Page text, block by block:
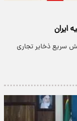
ایران
سریع ذخایر تجاری